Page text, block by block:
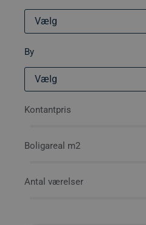
Vælg
By
Vælg
Kontantpris
Boligareal m2
Antal værelser